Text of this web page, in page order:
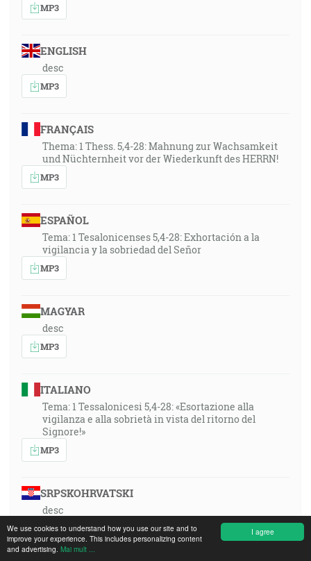
I agree
We use cookies to understand how you use our site and to
improve your experience. This includes personalizing content
and advertising. Mai mult ...
MP3
ENGLISH
desc
MP3
FRANÇAIS
Thema: 1 Thess. 5,4-28: Mahnung zur Wachsamkeit
und Nüchternheit vor der Wiederkunft des HERRN!
MP3
ESPAÑOL
Tema: 1 Tesalonicenses 5,4-28: Exhortación a la
vigilancia y la sobriedad del Señor
MP3
MAGYAR
desc
MP3
ITALIANO
Tema: 1 Tessalonicesi 5,4-28: «Esortazione alla
vigilanza e alla sobrietà in vista del ritorno del
Signore!»
MP3
SRPSKOHRVATSKI
desc
MP3